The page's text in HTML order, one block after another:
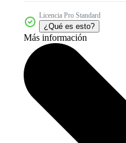
Licencia Pro Standard
¿Qué es esto?
Más información